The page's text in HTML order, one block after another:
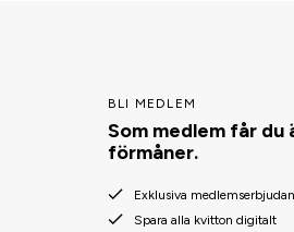
BLI MEDLEM
Som medlem får du
förmåner.
Exklusiva
Spara alla kvitton digitalt